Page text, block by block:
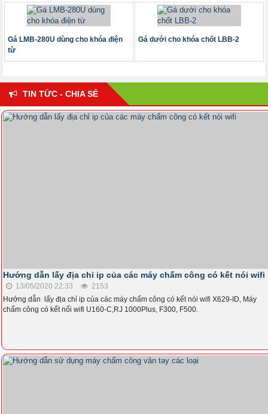
Gá LMB-280U dùng cho khóa điện
từ
Gá dưới cho khóa chốt LBB-2
TIN TỨC - CHIA SẺ
Hướng dẫn lấy địa chỉ ip của các máy chấm công có kết nói wifi
13/05/2020 22:33
2153
Hướng dẫn lấy địa chỉ ip của các máy chấm công có kết nói wifi X629-ID, Máy
chấm công có kết nối wifi U160-C,RJ 1000Plus, F300, F500.